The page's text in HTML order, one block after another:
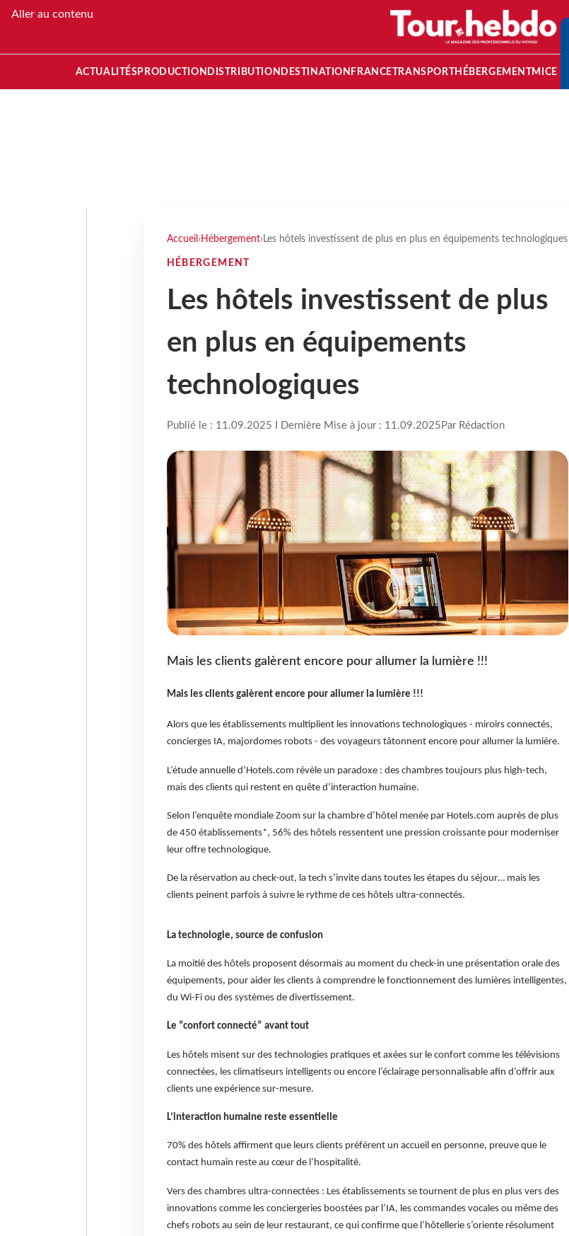
Aller au contenu
ACTUALITÉS PRODUCTION DISTRIBUTION DESTINATION FRANCETRANSPORT HÉBERGEMENTMICE
Accueil › Hébergement› Les hôtels investissent de plus en plus en équipements technologiques
HÉBERGEMENT
Les hôtels investissent de plus
en plus en équipements
technologiques
Publié le : 11.09.2025 I Dernière Mise à jour : 11.09.2025 Par Rédaction
Mais les clients galèrent encore pour allumer la lumière !!!
Mais les clients galèrent encore pour allumer la lumière !!!
Alors que les établissements multiplient les innovations technologiques - miroirs connectés,
concierges IA, majordomes robots - des voyageurs tâtonnent encore pour allumer la lumière.
L’étude annuelle d’Hotels.com révèle un paradoxe : des chambres toujours plus high-tech,
mais des clients qui restent en quête d’interaction humaine.
Selon l’enquête mondiale Zoom sur la chambre d’hôtel menée par Hotels.com auprès de plus
de 450 établissements*, 56% des hôtels ressentent une pression croissante pour moderniser
leur offre technologique.
De la réservation au check-out, la tech s’invite dans toutes les étapes du séjour… mais les
clients peinent parfois à suivre le rythme de ces hôtels ultra-connectés.
La technologie, source de confusion
La moitié des hôtels proposent désormais au moment du check-in une présentation orale des
équipements, pour aider les clients à comprendre le fonctionnement des lumières intelligentes,
du Wi-Fi ou des systèmes de divertissement.
Le “confort connecté” avant tout
Les hôtels misent sur des technologies pratiques et axées sur le confort comme les télévisions
connectées, les climatiseurs intelligents ou encore l’éclairage personnalisable afin d’offrir aux
clients une expérience sur-mesure.
L’interaction humaine reste essentielle
70% des hôtels affirment que leurs clients préfèrent un accueil en personne, preuve que le
contact humain reste au cœur de l’hospitalité.
Vers des chambres ultra-connectées : Les établissements se tournent de plus en plus vers des
innovations comme les conciergeries boostées par l’IA, les commandes vocales ou même des
chefs robots au sein de leur restaurant, ce qui confirme que l’hôtellerie s’oriente résolument